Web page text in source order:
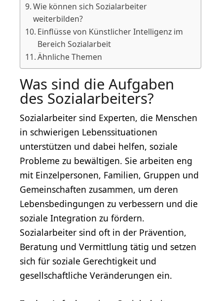
Wie können sich Sozialarbeiter
weiterbilden?
Einflüsse von Künstlicher Intelligenz im
Bereich Sozialarbeit
Ähnliche Themen
Was sind die Aufgaben
des Sozialarbeiters?
Sozialarbeiter sind Experten, die Menschen
in schwierigen Lebenssituationen
unterstützen und dabei helfen, soziale
Probleme zu bewältigen. Sie arbeiten eng
mit Einzelpersonen, Familien, Gruppen und
Gemeinschaften zusammen, um deren
Lebensbedingungen zu verbessern und die
soziale Integration zu fördern.
Sozialarbeiter sind oft in der Prävention,
Beratung und Vermittlung tätig und setzen
sich für soziale Gerechtigkeit und
gesellschaftliche Veränderungen ein.